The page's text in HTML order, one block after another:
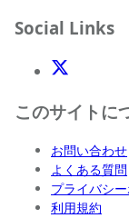
Social Links
X(Twitter)
このサイトに
お問い合わせ
よくある質問
プライバシ
利用規約